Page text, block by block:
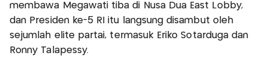
membawa Megawati tiba di Nusa Dua East Lobby,
dan Presiden ke-5 RI itu langsung disambut oleh
sejumlah elite partai, termasuk Eriko Sotarduga dan
Ronny Talapessy.